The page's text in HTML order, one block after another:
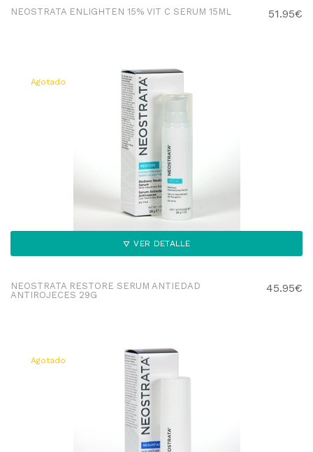
NEOSTRATA ENLIGHTEN 15% VIT C SERUM 15ML 51.95€
Agotado
VER DETALLE
NEOSTRATA RESTORE SERUM ANTIEDAD
ANTIROJECES 29G
45.95€
Agotado